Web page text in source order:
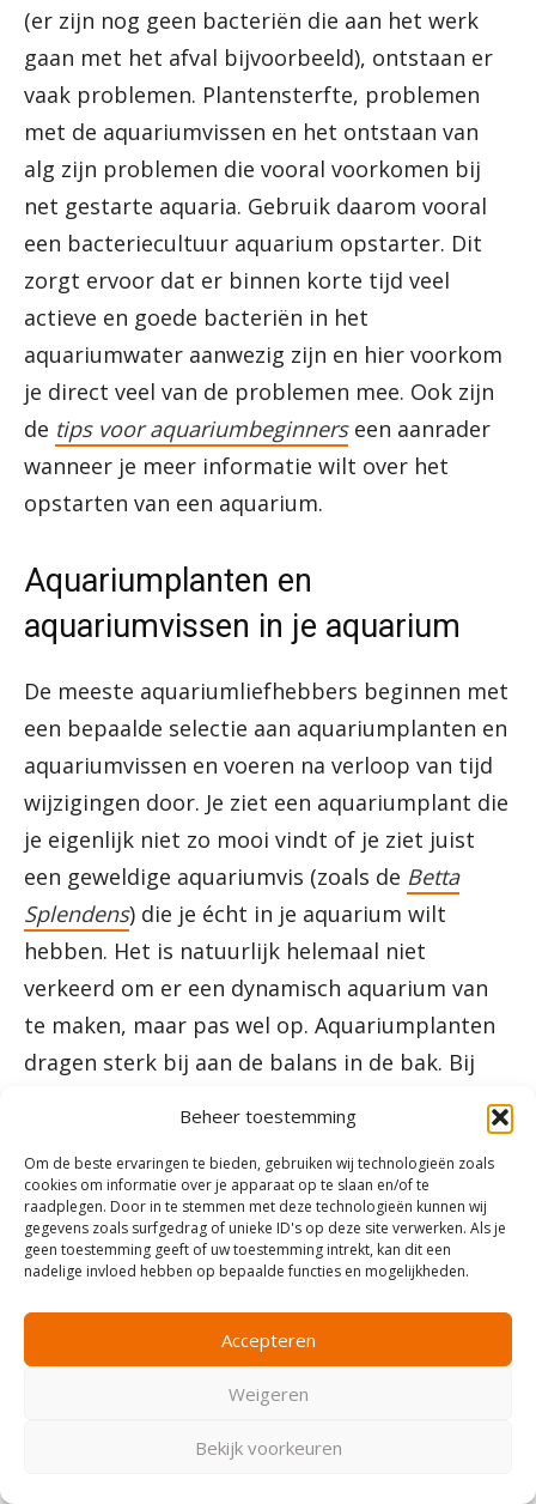
Beheer toestemming
Om de beste ervaringen te bieden, gebruiken wij technologieën zoals
cookies om informatie over je apparaat op te slaan en/of te
raadplegen. Door in te stemmen met deze technologieën kunnen wij
gegevens zoals surfgedrag of unieke ID's op deze site verwerken. Als je
geen toestemming geeft of uw toestemming intrekt, kan dit een
nadelige invloed hebben op bepaalde functies en mogelijkheden.
Accepteren
Weigeren
Bekijk voorkeuren
(er zijn nog geen bacteriën die aan het werk
gaan met het afval bijvoorbeeld), ontstaan er
vaak problemen. Plantensterfte, problemen
met de aquariumvissen en het ontstaan van
alg zijn problemen die vooral voorkomen bij
net gestarte aquaria. Gebruik daarom vooral
een bacteriecultuur aquarium opstarter. Dit
zorgt ervoor dat er binnen korte tijd veel
actieve en goede bacteriën in het
aquariumwater aanwezig zijn en hier voorkom
je direct veel van de problemen mee. Ook zijn
de tips voor aquariumbeginnerseen aanrader
wanneer je meer informatie wilt over het
opstarten van een aquarium.
Aquariumplanten en
aquariumvissen in je aquarium
De meeste aquariumliefhebbers beginnen met
een bepaalde selectie aan aquariumplanten en
aquariumvissen en voeren na verloop van tijd
wijzigingen door. Je ziet een aquariumplant die
je eigenlijk niet zo mooi vindt of je ziet juist
een geweldige aquariumvis (zoals de Betta
Splendens) die je écht in je aquarium wilt
hebben. Het is natuurlijk helemaal niet
verkeerd om er een dynamisch aquarium van
te maken, maar pas wel op. Aquariumplanten
dragen sterk bij aan de balans in de bak. Bij
het uitwisselen van aquariumplanten is het wél
de bedoeling dat die balans bewaard blijft.
Wanneer je een nieuwe aquariumvis in je
aquarium wilt zetten, is het even opletten.
Allereerst moet je écht letten op de
gezondheid van de nieuwe aquariumvissen.
Koop alleen aquariumvissen die er sterk
uitzien en die frisse kleuren hebben. Door
kun je vervelende visziektes zoals